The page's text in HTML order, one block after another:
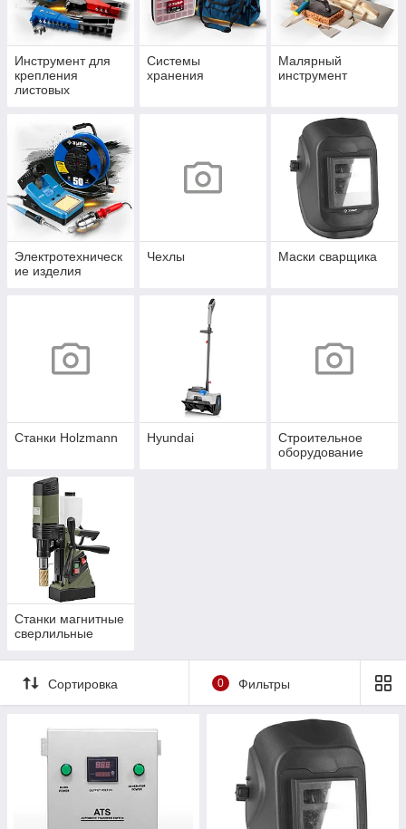
Инструмент для
крепления
листовых
Системы
хранения
Малярный
инструмент
Электротехническ
ие изделия
Чехлы Маски сварщика
Станки Holzmann Hyundai
Строительное
оборудование
Станки магнитные
сверлильные
Сортировка 0 Фильтры